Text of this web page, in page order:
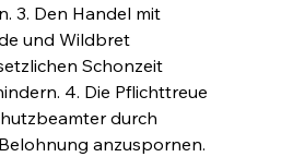
3. Den Handel mit
und Wildbret
Schonzeit
4. Die Pflichttreue
durch
anzuspornen.